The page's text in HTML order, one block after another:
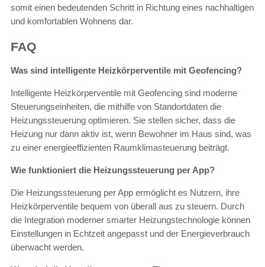
somit einen bedeutenden Schritt in Richtung eines nachhaltigen
und komfortablen Wohnens dar.
FAQ
Was sind intelligente Heizkörperventile mit Geofencing?
Intelligente Heizkörperventile mit Geofencing sind moderne
Steuerungseinheiten, die mithilfe von Standortdaten die
Heizungssteuerung optimieren. Sie stellen sicher, dass die
Heizung nur dann aktiv ist, wenn Bewohner im Haus sind, was
zu einer energieeffizienten Raumklimasteuerung beiträgt.
Wie funktioniert die Heizungssteuerung per App?
Die Heizungssteuerung per App ermöglicht es Nutzern, ihre
Heizkörperventile bequem von überall aus zu steuern. Durch
die Integration moderner smarter Heizungstechnologie können
Einstellungen in Echtzeit angepasst und der Energieverbrauch
überwacht werden.